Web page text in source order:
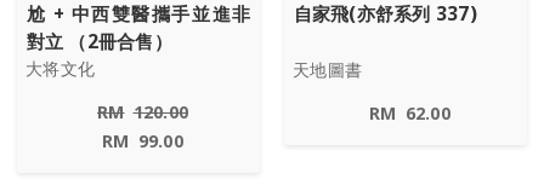
尬 + 中西雙醫攜手並進非
對立 （2冊合售）
大将文化
RM 120.00
RM 99.00
自家飛(亦舒系列 337)
天地圖書
RM 62.00